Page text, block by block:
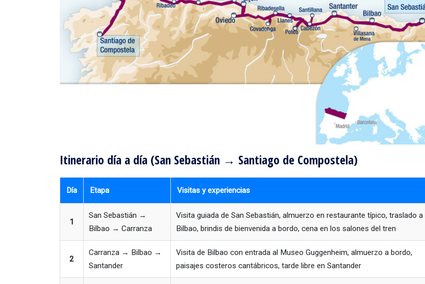
Itinerario día a día (San Sebastián → Santiago de Compostela)
Día Etapa Visitas y experiencias
1
San Sebastián →
Bilbao → Carranza
Visita guiada de San Sebastián, almuerzo en restaurante típico, traslado a
Bilbao, brindis de bienvenida a bordo, cena en los salones del tren
2
Carranza → Bilbao →
Santander
Visita de Bilbao con entrada al Museo Guggenheim, almuerzo a bordo,
paisajes costeros cantábricos, tarde libre en Santander